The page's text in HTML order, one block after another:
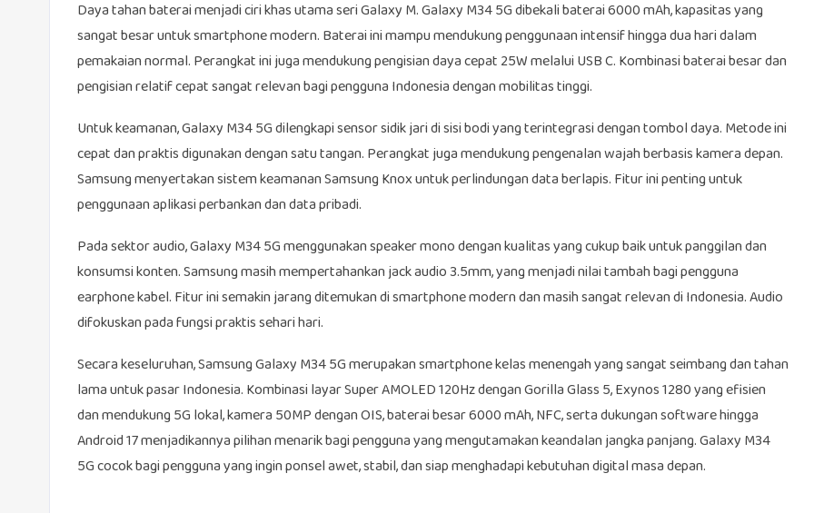
Daya tahan baterai menjadi ciri khas utama seri Galaxy M. Galaxy M34 5G dibekali baterai 6000 mAh, kapasitas yang
sangat besar untuk smartphone modern. Baterai ini mampu mendukung penggunaan intensif hingga dua hari dalam
pemakaian normal. Perangkat ini juga mendukung pengisian daya cepat 25W melalui USB C. Kombinasi baterai besar dan
pengisian relatif cepat sangat relevan bagi pengguna Indonesia dengan mobilitas tinggi.
Untuk keamanan, Galaxy M34 5G dilengkapi sensor sidik jari di sisi bodi yang terintegrasi dengan tombol daya. Metode ini
cepat dan praktis digunakan dengan satu tangan. Perangkat juga mendukung pengenalan wajah berbasis kamera depan.
Samsung menyertakan sistem keamanan Samsung Knox untuk perlindungan data berlapis. Fitur ini penting untuk
penggunaan aplikasi perbankan dan data pribadi.
Pada sektor audio, Galaxy M34 5G menggunakan speaker mono dengan kualitas yang cukup baik untuk panggilan dan
konsumsi konten. Samsung masih mempertahankan jack audio 3.5mm, yang menjadi nilai tambah bagi pengguna
earphone kabel. Fitur ini semakin jarang ditemukan di smartphone modern dan masih sangat relevan di Indonesia. Audio
difokuskan pada fungsi praktis sehari hari.
Secara keseluruhan, Samsung Galaxy M34 5G merupakan smartphone kelas menengah yang sangat seimbang dan tahan
lama untuk pasar Indonesia. Kombinasi layar Super AMOLED 120Hz dengan Gorilla Glass 5, Exynos 1280 yang efisien
dan mendukung 5G lokal, kamera 50MP dengan OIS, baterai besar 6000 mAh, NFC, serta dukungan software hingga
Android 17 menjadikannya pilihan menarik bagi pengguna yang mengutamakan keandalan jangka panjang. Galaxy M34
5G cocok bagi pengguna yang ingin ponsel awet, stabil, dan siap menghadapi kebutuhan digital masa depan.